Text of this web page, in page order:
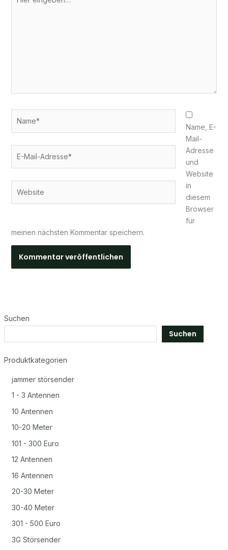
eingeben…
Mail-
Name, E-
Mail-
Adresse
und
Website
in
diesem
Browser
für
meinen nächsten Kommentar speichern.
Suchen
Suchen
Produktkategorien
jammer störsender
1 - 3 Antennen
10 Antennen
10-20 Meter
101 - 300 Euro
12 Antennen
16 Antennen
20-30 Meter
30-40 Meter
301 - 500 Euro
3G Störsender